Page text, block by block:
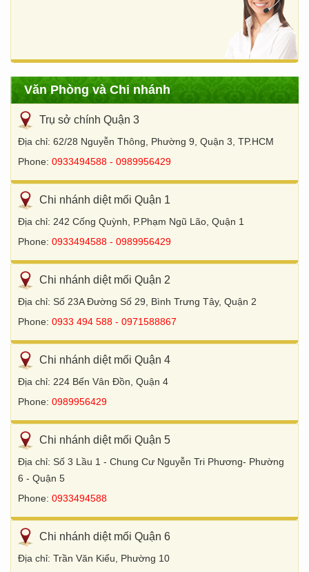
Văn Phòng và Chi nhánh
Trụ sở chính Quận 3
Địa chỉ: 62/28 Nguyễn Thông, Phường 9, Quận 3, TP.HCM
Phone: 0933494588 - 0989956429
Chi nhánh diệt mối Quận 1
Địa chỉ: 242 Cống Quỳnh, P.Phạm Ngũ Lão, Quận 1
Phone: 0933494588 - 0989956429
Chi nhánh diệt mối Quận 2
Địa chỉ: Số 23A Đường Số 29, Bình Trưng Tây, Quận 2
Phone: 0933 494 588 - 0971588867
Chi nhánh diệt mối Quận 4
Địa chỉ: 224 Bến Vân Đồn, Quận 4
Phone: 0989956429
Chi nhánh diệt mối Quận 5
Địa chỉ: Số 3 Lầu 1 - Chung Cư Nguyễn Tri Phương- Phường
6 - Quận 5
Phone: 0933494588
Chi nhánh diệt mối Quận 6
Địa chỉ: Trần Văn Kiểu, Phường 10